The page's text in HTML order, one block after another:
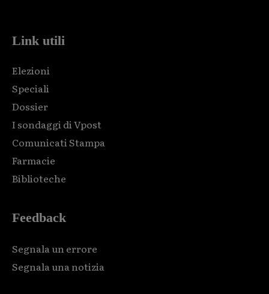
Link utili
Elezioni
Speciali
Dossier
I sondaggi di Vpost
Comunicati Stampa
Farmacie
Biblioteche
Feedback
Segnala un errore
Segnala una notizia